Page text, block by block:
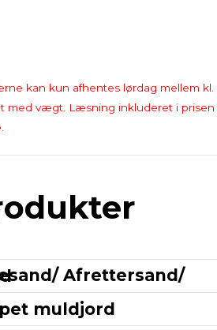
kan kun afhentes lørdag mellem kl.
med vægt. Læsning inkluderet i prisen
Sand
muldjord